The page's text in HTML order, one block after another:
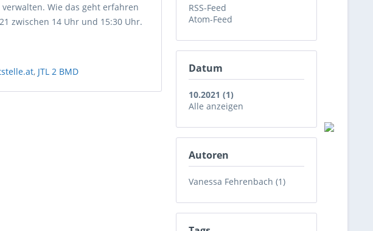
RSS-Feed
Atom-Feed
Datum
10.2021 (1)
Alle anzeigen
Autoren
Vanessa Fehrenbach (1)
Wie das geht erfahren
zwischen 14 Uhr und 15:30 Uhr.
, JTL 2 BMD